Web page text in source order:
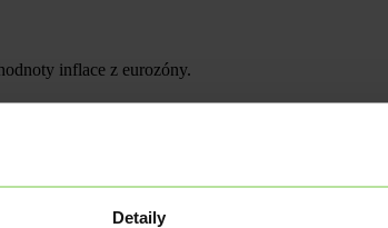
Detaily
inflace z eurozóny.
udržuje pod hladinou 50 bodů, což ukazuje na…